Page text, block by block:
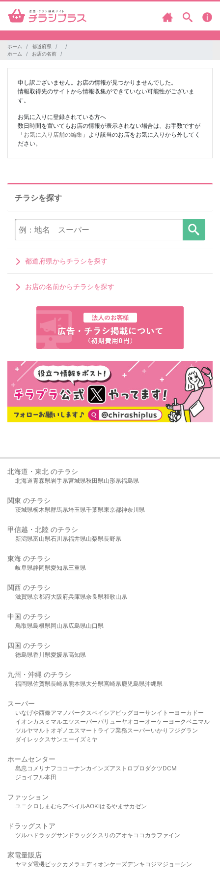
ホーム
都道府県
ホーム
お店の名前
申し訳ございません。お店の情報が見つかりませんでした。
情報取得先のサイトから情報収集ができていない可能性がございま
す。
お気に入りに登録されている方へ
数日時間を置いてもお店の情報が表示されない場合は、お手数ですが
「お気に入り店舗の編集 」より該当のお店をお気に入りから外してく
ださい。
チラシを探す
都道府県からチラシを探す
お店の名前からチラシを探す
北海道・東北 のチラシ
北海道青森県岩手県宮城県秋田県山形県福島県
関東 のチラシ
茨城県栃木県群馬県埼玉県千葉県東京都神奈川県
甲信越・北陸 のチラシ
新潟県富山県石川県福井県山梨県長野県
東海 のチラシ
岐阜県静岡県愛知県三重県
関西 のチラシ
滋賀県京都府大阪府兵庫県奈良県和歌山県
中国 のチラシ
鳥取県島根県岡山県広島県山口県
四国 のチラシ
徳島県香川県愛媛県高知県
九州・沖縄 のチラシ
福岡県佐賀県長崎県熊本県大分県宮崎県鹿児島県沖縄県
スーパー
いなげや西條アマノパークスベイシア ビッグヨーサンイトーヨーカドー
イオンカスミ マルエツスーパーバリューヤオコーオーケー ヨークベニマル
ツルヤマルト オギノ エスマート ライフ業務スーパーいかり フジグラン
ダイレックスサンエーイズミヤ
ホームセンター
島忠 コメリ ナフコ コーナンカインズアストロプロダクツDCM
ジョイフル本田
ファッション
ユニクロ しまむら アベイルAOKIはるやま サカゼン
ドラッグストア
ツルハドラッグサンドラッグクスリのアオキ ココカラファイン
家電量販店
ヤマダ電機ビックカメラ エディオンケーズデンキ コジマジョーシン